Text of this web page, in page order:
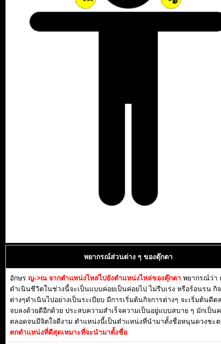
พยากรณ์ส่วนต่าง ๆ ของตุ๊กตา
อักษร ญ->ณ จากตำแหน่งไหล่ไปยังตำแหน่งไหล่ของตุ๊กตา พยากรณ์ว่า
ดำเนินชีวิตในช่วงนี้จะเป็นแบบค่อยเป็นค่อยไป ไม่รีบเร่ง หรือร้อนรน กิ
ต่างๆดำเนินไปอย่างเป็นระเบียบ มีการเริ่มต้นกิจการต่างๆ จะเริ่มต้นดีต
จบลงด้วยดีอีกด้วย ประสบความสำเร็จความเป็นอยู่แบบสบาย ๆ มักเป็น
ตลอดจนมีจิตใจดีงาม ตำแหน่งนี้เป็นตำแหน่งที่นำมาตั้งชื่อหนุนดวงชะ
ตกตำแหน่งที่ดีสุดเหมาะที่จะนำมาตั้งชื่อ